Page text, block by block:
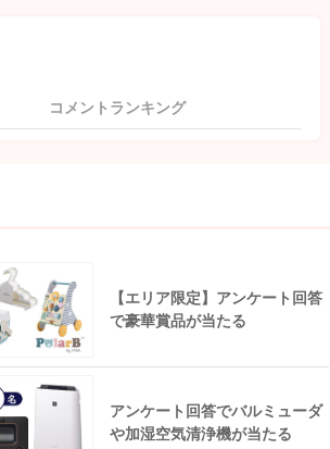
コメントランキング
【エリア限定】アンケート回答
で豪華賞品が当たる
アンケート回答でバルミューダ
や加湿空気清浄機が当たる